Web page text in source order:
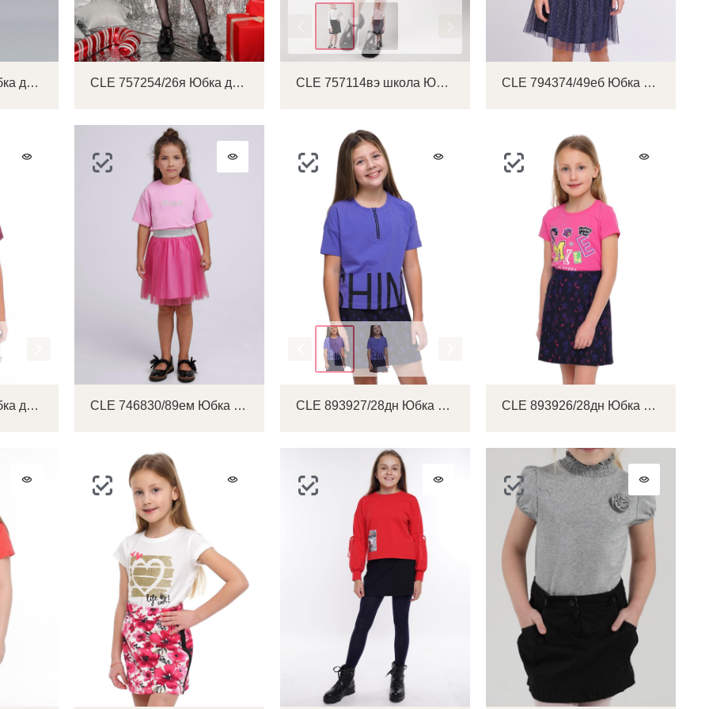
CLE 867378/15а Юбка детская для девочки CLE 757254/26я Юбка детская для девочки CLE 757114вэ школа Юбка детская для девочки CLE 794374/49еб Юбка детская для девочки
CLE 783836/26я Юбка детская для девочки CLE 746830/89ем Юбка детская для девочки CLE 893927/28дн Юбка детская для девочки CLE 893926/28дн Юбка детская для девочки